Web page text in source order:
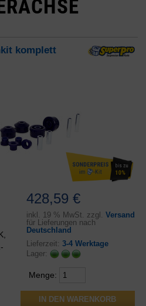
komplett
428,59 €
inkl. 19 % MwSt. zzgl. Versand
für Lieferungen nach
Deutschland
Lieferzeit: 3-4 Werktage
Lager:
Menge: